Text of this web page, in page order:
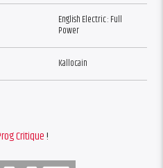
English Electric : Full
Power
Kallocain
Critique!